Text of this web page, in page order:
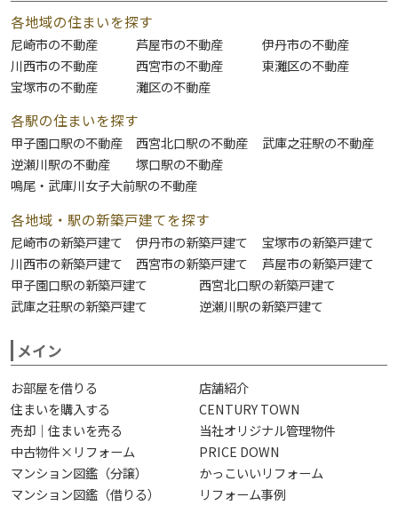
各地域の住まいを探す
尼崎市の不動産 芦屋市の不動産
伊丹市の不動産
川西市の不動産
西宮市の不動産
東灘区の不動産
宝塚市の不動産
灘区の不動産
各駅の住まいを探す
甲子園口駅の不動産 西宮北口駅の不動産
武庫之荘駅の不動産
逆瀬川駅の不動産
塚口駅の不動産
鳴尾・武庫川女子大前駅の不動産
各地域・駅の新築戸建てを探す
尼崎市の新築戸建て 伊丹市の新築戸建て
宝塚市の新築戸建て
川西市の新築戸建て
西宮市の新築戸建て
芦屋市の新築戸建て
甲子園口駅の新築戸建て
西宮北口駅の新築戸建て
武庫之荘駅の新築戸建て
逆瀬川駅の新築戸建て
メイン
お部屋を借りる
店舗紹介
住まいを購入する
CENTURY TOWN
売却｜住まいを売る
当社オリジナル管理物件
中古物件×リフォーム
PRICE DOWN
マンション図鑑（分譲）
かっこいいリフォーム
マンション図鑑（借りる）
リフォーム事例